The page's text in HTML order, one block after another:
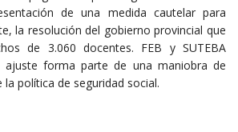
de una medida cautelar para
la resolución del gobierno provincial que
de 3.060 docentes. FEB y SUTEBA
ajuste forma parte de una maniobra de
política de seguridad social.